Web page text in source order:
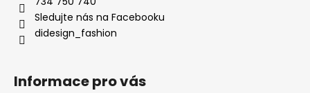
Sledujte nás na Facebooku
didesign_fashion
Informace pro vás